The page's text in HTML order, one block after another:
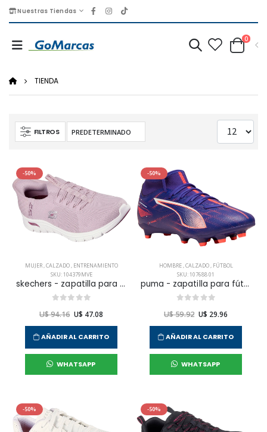
Nuestras Tiendas
0
TIENDA
FILTROS
-50%
MUJER,CALZADO, ENTRENAMIENTO
SKU: 104379MVE
skechers - zapatilla para entrenamiento arch fit vista para mujer
U$ 94.16 U$ 47.08
AÑADIR AL CARRITO
WHATSAPP
-50%
HOMBRE,CALZADO, FÚTBOL
SKU: 107688 01
puma - zapatilla para fútbol ultra 5 play para hombre
U$ 59.92 U$ 29.96
AÑADIR AL CARRITO
WHATSAPP
-50% -50%